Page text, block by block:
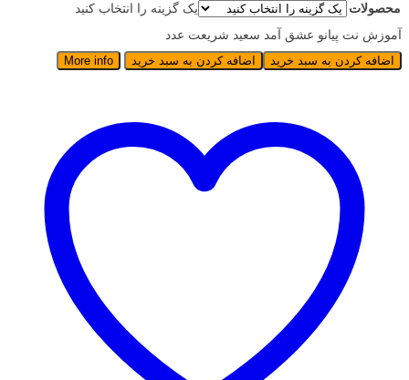
محصولات
یک گزینه را انتخاب کنید
آموزش نت پیانو عشق آمد سعید شریعت عدد
اضافه کردن به سبد خرید اضافه کردن به سبد خرید More info